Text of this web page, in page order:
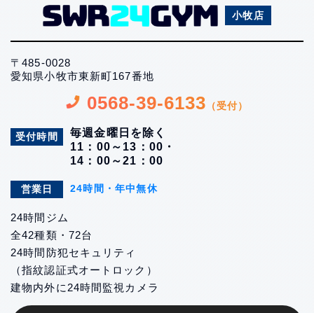
小牧店
〒485-0028
愛知県小牧市東新町167番地
0568-39-6133 （受付）
受付時間
毎週金曜日を除く
11：00～13：00・
14：00～21：00
営業日 24時間・年中無休
24時間ジム
全42種類・72台
24時間防犯セキュリティ
（指紋認証式オートロック）
建物内外に24時間監視カメラ